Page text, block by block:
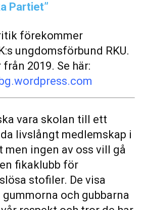
Partiet”
förekommer
ungdomsförbund RKU.
2019. Se här:
vara skolan till ett
livslångt medlemskap i
men ingen av oss vill gå
fikaklubb för
stofiler. De visa
gummorna och gubbarna